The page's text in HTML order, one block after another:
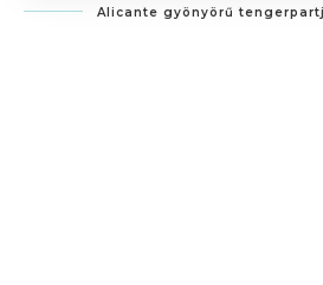
Alicante gyönyörű